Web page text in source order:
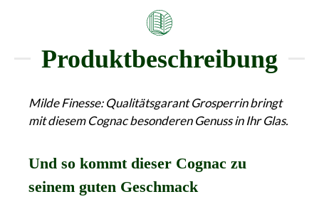
Produktbeschreibung
Milde Finesse: Qualitätsgarant Grosperrin bringt
mit diesem Cognac besonderen Genuss in Ihr Glas.
Und so kommt dieser Cognac zu
seinem guten Geschmack